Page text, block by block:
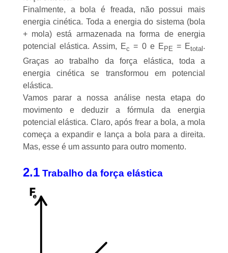
Finalmente, a bola é freada, não possui mais
energia cinética. Toda a energia do sistema (bola
+ mola) está armazenada na forma de energia
potencial elástica. Assim, Ec = 0 e E PE = Etotal .
Graças ao trabalho da força elástica, toda a
energia cinética se transformou em potencial
elástica.
Vamos parar a nossa análise nesta etapa do
movimento e deduzir a fórmula da energia
potencial elástica. Claro, após frear a bola, a mola
começa a expandir e lança a bola para a direita.
Mas, esse é um assunto para outro momento.
2.1Trabalho da força elástica